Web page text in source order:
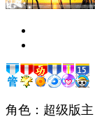
角色：超级版主